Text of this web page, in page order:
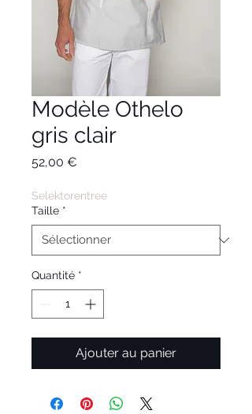
Modèle Othelo
gris clair
52,00 €
Selektorentree
Taille *
Quantité *
Ajouter au panier